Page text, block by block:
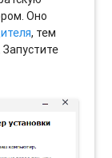
Оно
, тем